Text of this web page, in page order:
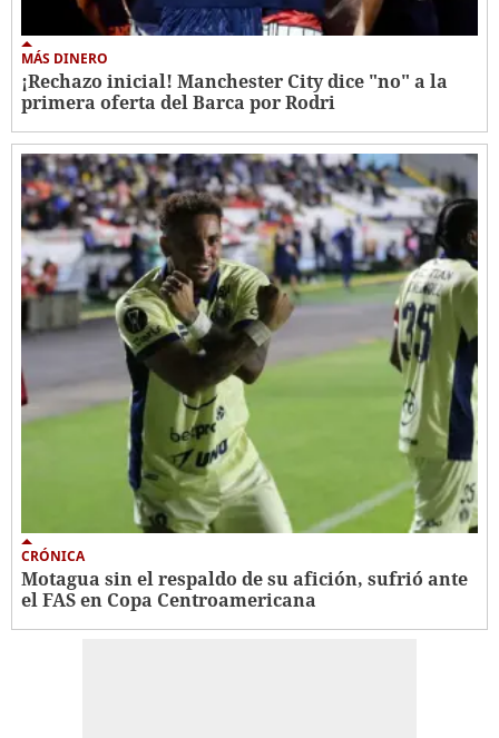
MÁS DINERO
¡Rechazo inicial! Manchester City dice "no" a la
primera oferta del Barca por Rodri
CRÓNICA
Motagua sin el respaldo de su afición, sufrió ante
el FAS en Copa Centroamericana